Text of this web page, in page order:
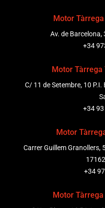
Motor
Av. de Barcelona,
+34
Motor Tàrrega
C/ 11 de Setembre, 10 P.I.
+34
Motor
Carrer Guillem Granollers,
+34
Motor Tàrrega